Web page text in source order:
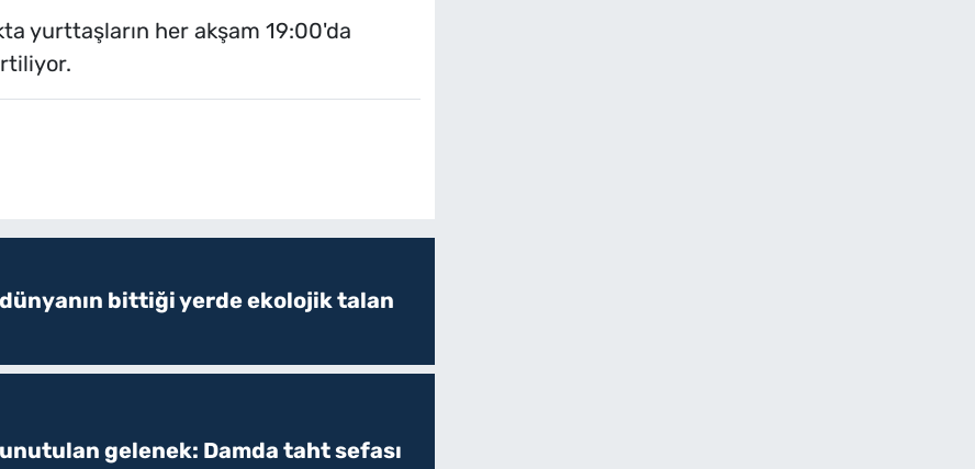
yurttaşların her akşam 19:00'da
dünyanın bittiği yerde ekolojik talan
unutulan gelenek: Damda taht sefası